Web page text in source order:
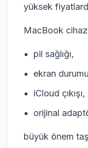
yüksek
MacBook
pil sağlığı,
ekran
iCloud çıkışı,
orijinal
büyük önem